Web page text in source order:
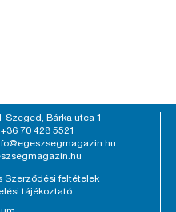
Szeged, Bárka utca 1
+36 70 428 5521
Szerződési feltételek
tájékoztató